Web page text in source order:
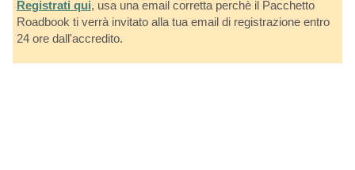
Registrati qui, usa una email corretta perchè il Pacchetto
Roadbook ti verrà invitato alla tua email di registrazione entro
24 ore dall'accredito.